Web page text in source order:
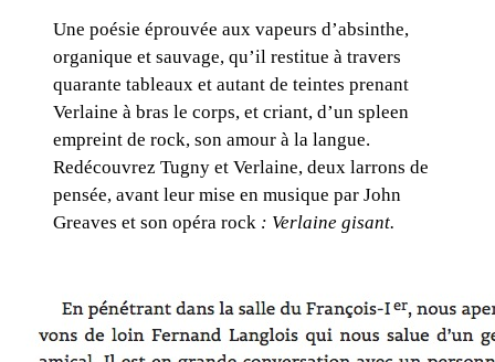
Une poésie éprouvée aux vapeurs d’absinthe,
organique et sauvage, qu’il restitue à travers
quarante tableaux et autant de teintes prenant
Verlaine à bras le corps, et criant, d’un spleen
empreint de rock, son amour à la langue.
Redécouvrez Tugny et Verlaine, deux larrons de
pensée, avant leur mise en musique par John
Greaves et son opéra rock : Verlaine gisant.